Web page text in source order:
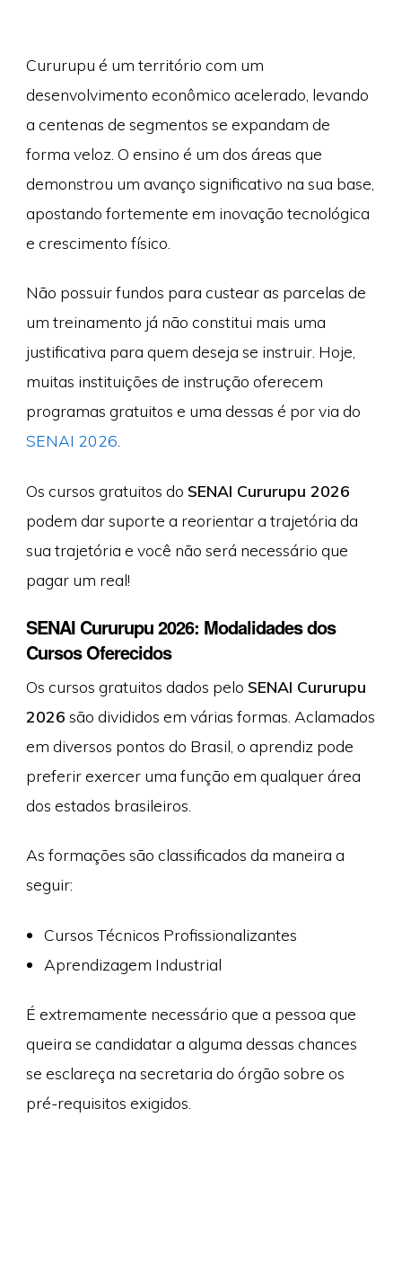
Cururupu é um território com um
desenvolvimento econômico acelerado, levando
a centenas de segmentos se expandam de
forma veloz. O ensino é um dos áreas que
demonstrou um avanço significativo na sua base,
apostando fortemente em inovação tecnológica
e crescimento físico.
Não possuir fundos para custear as parcelas de
um treinamento já não constitui mais uma
justificativa para quem deseja se instruir. Hoje,
muitas instituições de instrução oferecem
programas gratuitos e uma dessas é por via do
SENAI 2026
Os cursos gratuitos do SENAI Cururupu 2026
podem dar suporte a reorientar a trajetória da
sua trajetória e você não será necessário que
pagar um real!
SENAI Cururupu 2026: Modalidades dos
Cursos Oferecidos
Os cursos gratuitos dados pelo SENAI Cururupu
2026 são divididos em várias formas. Aclamados
em diversos pontos do Brasil, o aprendiz pode
preferir exercer uma função em qualquer área
dos estados brasileiros.
As formações são classificados da maneira a
seguir:
Cursos Técnicos Profissionalizantes
Aprendizagem Industrial
É extremamente necessário que a pessoa que
queira se candidatar a alguma dessas chances
se esclareça na secretaria do órgão sobre os
pré-requisitos exigidos.